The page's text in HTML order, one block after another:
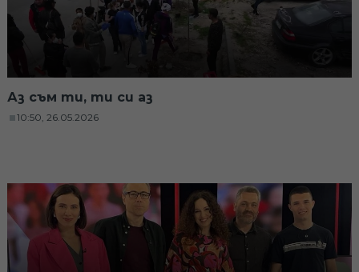
Аз съм ти, ти си аз
10:50, 26.05.2026